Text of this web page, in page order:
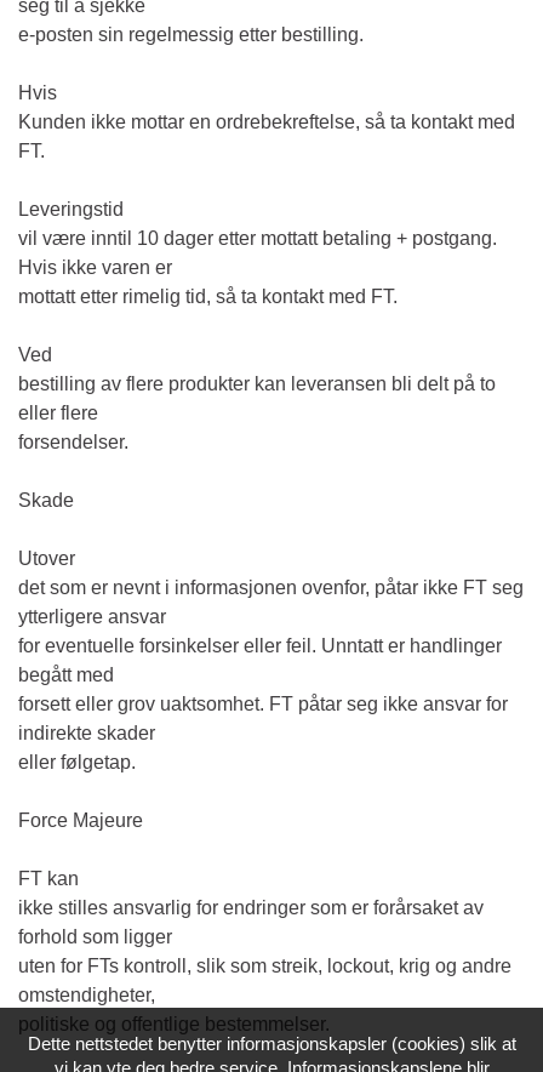
seg til å sjekke
e-posten sin regelmessig etter bestilling.
Hvis
Kunden ikke mottar en ordrebekreftelse, så ta kontakt med
FT.
Leveringstid
vil være inntil 10 dager etter mottatt betaling + postgang.
Hvis ikke varen er
mottatt etter rimelig tid, så ta kontakt med FT.
Ved
bestilling av flere produkter kan leveransen bli delt på to
eller flere
forsendelser.
Skade
Utover
det som er nevnt i informasjonen ovenfor, påtar ikke FT seg
ytterligere ansvar
for eventuelle forsinkelser eller feil. Unntatt er handlinger
begått med
forsett eller grov uaktsomhet. FT påtar seg ikke ansvar for
indirekte skader
eller følgetap.
Force Majeure
FT kan
ikke stilles ansvarlig for endringer som er forårsaket av
forhold som ligger
uten for FTs kontroll, slik som streik, lockout, krig og andre
omstendigheter,
politiske og offentlige bestemmelser.
Dette nettstedet benytter informasjonskapsler (cookies) slik at
vi kan yte deg bedre service. Informasjonskapslene blir